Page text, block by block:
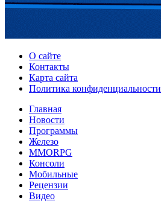
О сайте
Контакты
Карта сайта
Политика конфиденциальности
Главная
Новости
Программы
Железо
MMORPG
Консоли
Мобильные
Рецензии
Видео